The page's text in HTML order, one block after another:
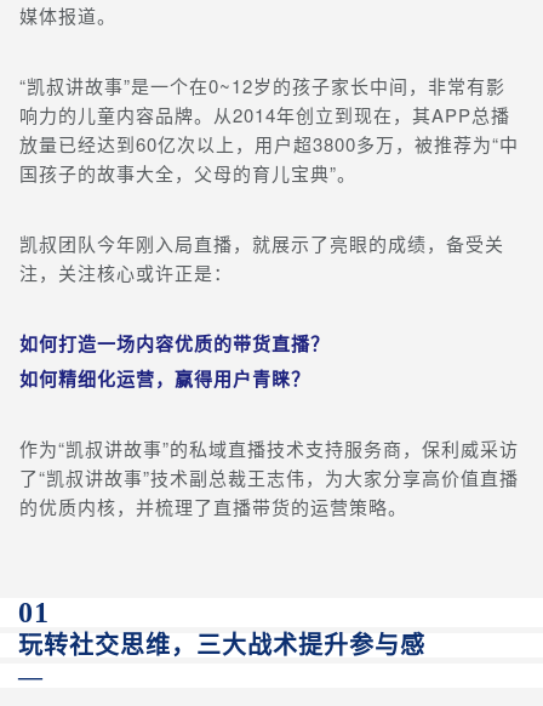
媒体报道。
“凯叔讲故事”是一个在0~12岁的孩子家长中间，非常有影
响力的儿童内容品牌。从2014年创立到现在，其APP总播
放量已经达到60亿次以上，用户超3800多万，被推荐为“中
国孩子的故事大全，父母的育儿宝典”。
凯叔团队今年刚入局直播，就展示了亮眼的成绩，备受关
注，关注核心或许正是：
如何打造一场内容优质的带货直播？
如何精细化运营，赢得用户青睐？
作为“凯叔讲故事”的私域直播技术支持服务商，保利威采访
了“凯叔讲故事”技术副总裁王志伟，为大家分享高价值直播
的优质内核，并梳理了直播带货的运营策略。
01
玩转社交思维，三大战术提升参与感
—